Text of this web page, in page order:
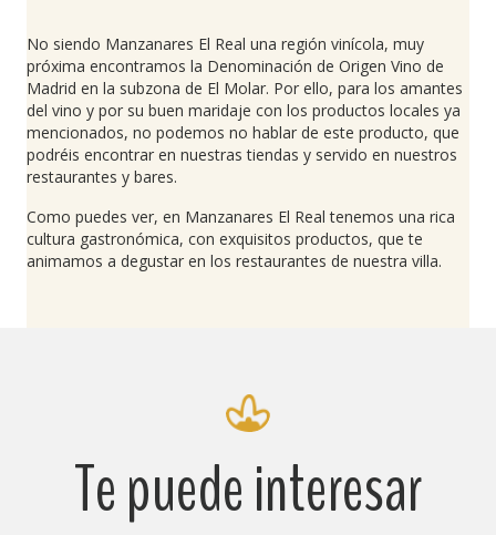
No siendo Manzanares El Real una región vinícola, muy
próxima encontramos la Denominación de Origen Vino de
Madrid en la subzona de El Molar. Por ello, para los amantes
del vino y por su buen maridaje con los productos locales ya
mencionados, no podemos no hablar de este producto, que
podréis encontrar en nuestras tiendas y servido en nuestros
restaurantes y bares.
Como puedes ver, en Manzanares El Real tenemos una rica
cultura gastronómica, con exquisitos productos, que te
animamos a degustar en los restaurantes de nuestra villa.
Te puede interesar